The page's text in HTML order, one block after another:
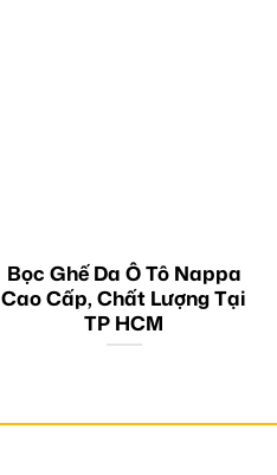
Bọc Ghế Da Ô Tô Nappa
Cao Cấp, Chất Lượng Tại
TP HCM